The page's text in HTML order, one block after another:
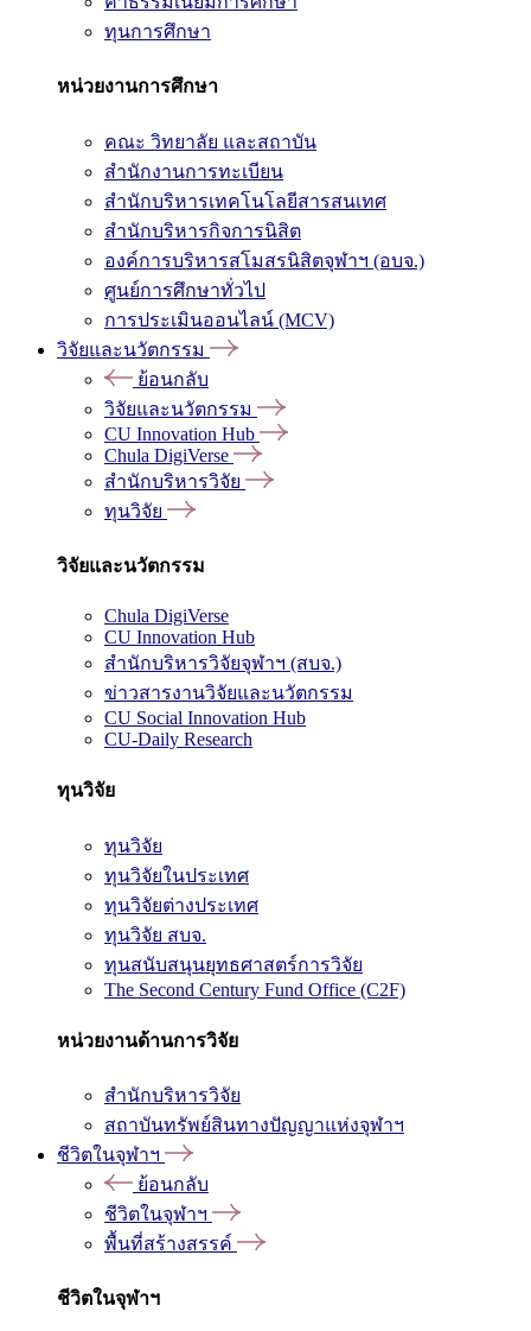
ทุนการศึกษา
หน่วยงานการศึกษา
คณะ วิทยาลัย และสถาบัน
สำนักงานการทะเบียน
สำนักบริหารเทคโนโลยีสารสนเทศ
สำนักบริหารกิจการนิสิต
องค์การบริหารสโมสรนิสิตจุฬาฯ (อบจ.)
ศูนย์การศึกษาทั่วไป
การประเมินออนไลน์ (MCV)
วิจัยและนวัตกรรม
ย้อนกลับ
วิจัยและนวัตกรรม
CU Innovation Hub
Chula DigiVerse
สำนักบริหารวิจัย
ทุนวิจัย
วิจัยและนวัตกรรม
Chula DigiVerse
CU Innovation Hub
สำนักบริหารวิจัยจุฬาฯ (สบจ.)
ข่าวสารงานวิจัยและนวัตกรรม
CU Social Innovation Hub
CU-Daily Research
ทุนวิจัย
ทุนวิจัย
ทุนวิจัยในประเทศ
ทุนวิจัยต่างประเทศ
ทุนวิจัย สบจ.
ทุนสนับสนุนยุทธศาสตร์การวิจัย
The Second Century Fund Office (C2F)
หน่วยงานด้านการวิจัย
สำนักบริหารวิจัย
สถาบันทรัพย์สินทางปัญญาแห่งจุฬาฯ
ชีวิตในจุฬาฯ
ย้อนกลับ
ชีวิตในจุฬาฯ
พื้นที่สร้างสรรค์
ชีวิตในจุฬาฯ